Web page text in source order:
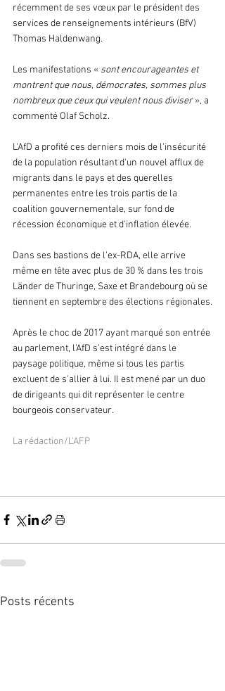
récemment de ses vœux par le président des
services de renseignements intérieurs (BfV)
Thomas Haldenwang.
Les manifestations « sont encourageantes et
montrent que nous, démocrates, sommes plus
nombreux que ceux qui veulent nous diviser », a
commenté Olaf Scholz.
L'AfD a profité ces derniers mois de l'insécurité
de la population résultant d'un nouvel afflux de
migrants dans le pays et des querelles
permanentes entre les trois partis de la
coalition gouvernementale, sur fond de
récession économique et d'inflation élevée.
Dans ses bastions de l’ex-RDA, elle arrive
même en tête avec plus de 30 % dans les trois
Länder de Thuringe, Saxe et Brandebourg où se
tiennent en septembre des élections régionales.
Après le choc de 2017 ayant marqué son entrée
au parlement, l’AfD s’est intégré dans le
paysage politique, même si tous les partis
excluent de s’allier à lui. Il est mené par un duo
de dirigeants qui dit représenter le centre
bourgeois conservateur.
La rédaction/L'AFP
Posts récents